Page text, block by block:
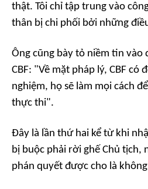
thật. Tôi chỉ tập trung vào
thân bị chi phối bởi những
Ông cũng bày tỏ niềm tin vào
CBF: "Về mặt pháp lý, CBF có
nghiệm, họ sẽ làm mọi cách
thực thi".
Đây là lần thứ hai kể từ khi
bị buộc phải rời ghế Chủ tịch,
phán quyết được cho là